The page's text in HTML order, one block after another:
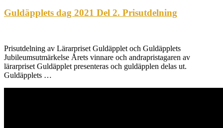
Guldäpplets dag 2021 Del 2. Prisutdelning
Prisutdelning av Lärarpriset Guldäpplet och Guldäpplets
Jubileumsutmärkelse Årets vinnare och andrapristagaren av
lärarpriset Guldäpplet presenteras och guldäpplen delas ut.
Guldäpplets …